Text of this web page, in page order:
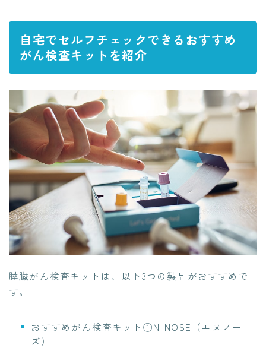
自宅でセルフチェックできるおすすめ
がん検査キットを紹介
膵臓がん検査キットは、以下3つの製品がおすすめで
す。
おすすめがん検査キット①N-NOSE（エヌノー
ズ）